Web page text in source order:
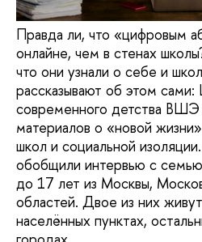
Правда ли, что «цифровым
онлайне, чем в стенах
что они узнали о себе и
рассказывают об этом
современного детства ВШЭ
материалов о «новой
школ и социальной
обобщили интервью с
до 17 лет из Москвы,
областей. Двое из них
населённых пунктах,